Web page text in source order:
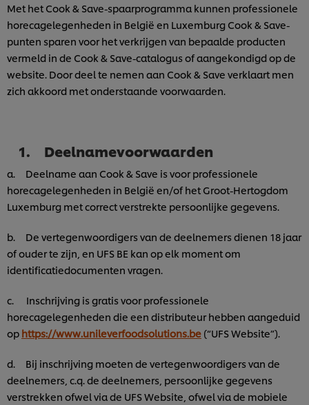
Met het Cook & Save-spaarprogramma kunnen professionele
horecagelegenheden in België en Luxemburg Cook & Save-
punten sparen voor het verkrijgen van bepaalde producten
vermeld in de Cook & Save-catalogus of aangekondigd op de
website. Door deel te nemen aan Cook & Save verklaart men
zich akkoord met onderstaande voorwaarden.
1. Deelnamevoorwaarden
a. Deelname aan Cook & Save is voor professionele
horecagelegenheden in België en/of het Groot-Hertogdom
Luxemburg met correct verstrekte persoonlijke gegevens.
b. De vertegenwoordigers van de deelnemers dienen 18 jaar
of ouder te zijn, en UFS BE kan op elk moment om
identificatiedocumenten vragen.
c. Inschrijving is gratis voor professionele
horecagelegenheden die een distributeur hebben aangeduid
op https://www.unileverfoodsolutions.be (“UFS Website”).
d. Bij inschrijving moeten de vertegenwoordigers van de
deelnemers, c.q. de deelnemers, persoonlijke gegevens
verstrekken ofwel via de UFS Website, ofwel via de mobiele